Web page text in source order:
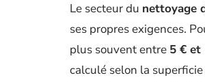
Le secteur du nettoyage
ses propres exigences.
plus souvent entre 5 € et
calculé selon la